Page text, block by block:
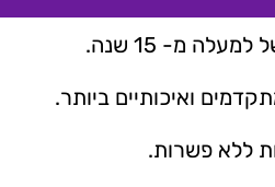
מ- 15 שנה.
ואיכותיים ביותר.
ללא פשרות.